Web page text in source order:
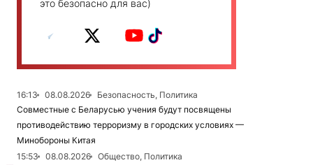
это безопасно для вас)
16:13 08.08.2026
Безопасность, Политика
Совместные с Беларусью учения будут посвящены
противодействию терроризму в городских условиях —
Минобороны Китая
15:53
08.08.2026
Общество, Политика